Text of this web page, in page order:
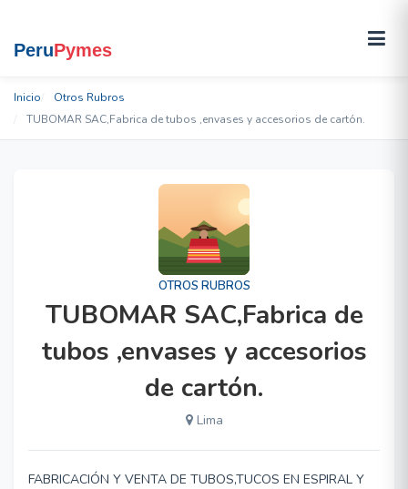
Inicio
Otros Rubros
TUBOMAR SAC,Fabrica de tubos ,envases y accesorios de cartón.
OTROS RUBROS
TUBOMAR SAC,Fabrica de
tubos ,envases y accesorios
de cartón.
Lima
FABRICACIÓN Y VENTA DE TUBOS,TUCOS EN ESPIRAL Y